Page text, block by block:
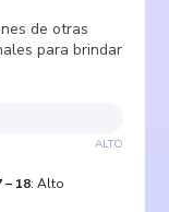
de otras
para brindar
ALTO
– 18: Alto